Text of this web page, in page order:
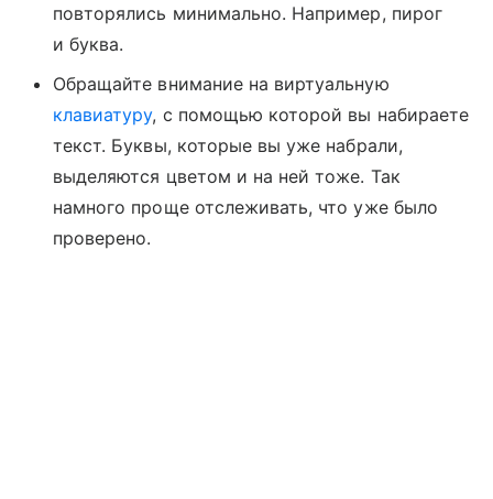
повторялись минимально. Например, пирог
и буква.
Обращайте внимание на виртуальную
клавиатуру, с помощью которой вы набираете
текст. Буквы, которые вы уже набрали,
выделяются цветом и на ней тоже. Так
намного проще отслеживать, что уже было
проверено.